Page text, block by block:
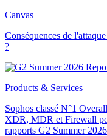
Canvas
Conséquences de
?
Products & Services
Sophos classé N°1
XDR, MDR et Firewall
rapports G2 Summer 2026